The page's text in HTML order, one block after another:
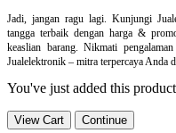
Jadi, jangan ragu lagi. Kunjungi
tangga terbaik dengan harga &
keaslian barang. Nikmati
Jualelektronik – mitra terpercaya Anda
You've just added this
View Cart Continue